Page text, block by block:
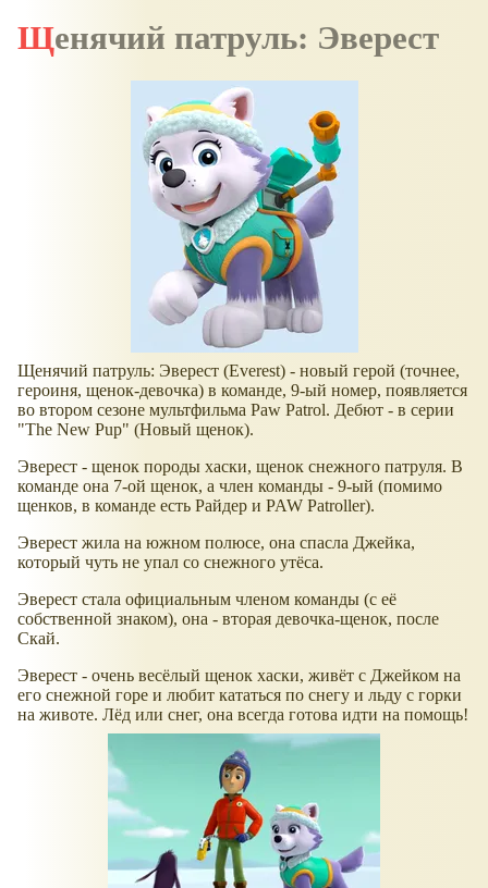
Щенячий патруль: Эверест
Щенячий патруль: Эверест (Everest) - новый герой (точнее,
героиня, щенок-девочка) в команде, 9-ый номер, появляется
во втором сезоне мультфильма Paw Patrol. Дебют - в серии
"The New Pup" (Новый щенок).
Эверест - щенок породы хаски, щенок снежного патруля. В
команде она 7-ой щенок, а член команды - 9-ый (помимо
щенков, в команде есть Райдер и PAW Patroller).
Эверест жила на южном полюсе, она спасла Джейка,
который чуть не упал со снежного утёса.
Эверест стала официальным членом команды (с её
собственной знаком), она - вторая девочка-щенок, после
Скай.
Эверест - очень весёлый щенок хаски, живёт с Джейком на
его снежной горе и любит кататься по снегу и льду с горки
на животе. Лёд или снег, она всегда готова идти на помощь!